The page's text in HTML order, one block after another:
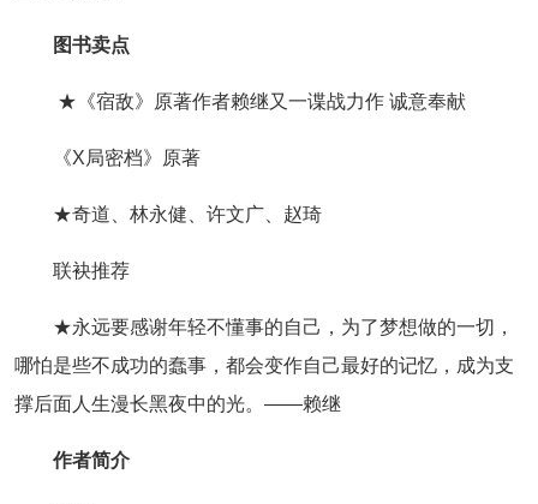
图书卖点
★《宿敌》原著作者赖继又一谍战力作 诚意奉献
《X局密档》原著
★奇道、林永健、许文广、赵琦
联袂推荐
★永远要感谢年轻不懂事的自己，为了梦想做的一切，
哪怕是些不成功的蠢事，都会变作自己最好的记忆，成为支
撑后面人生漫长黑夜中的光。——赖继
作者简介